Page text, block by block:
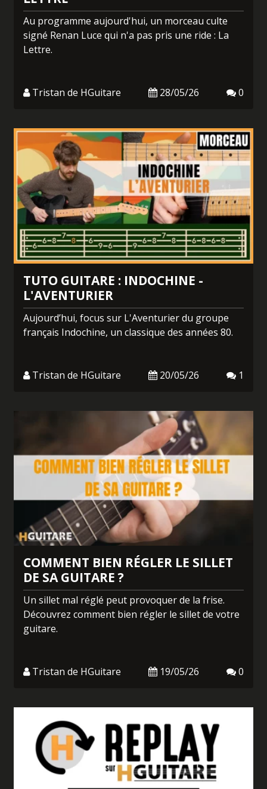
Au programme aujourd'hui, un morceau culte
signé Renan Luce qui n'a pas pris une ride : La
Lettre.
Tristan de HGuitare 28/05/26 0
TUTO GUITARE : INDOCHINE -
L'AVENTURIER
Aujourd’hui, focus sur L'Aventurier du groupe
français Indochine, un classique des années 80.
Tristan de HGuitare 20/05/26 1
COMMENT BIEN RÉGLER LE SILLET
DE SA GUITARE ?
Un sillet mal réglé peut provoquer de la frise.
Découvrez comment bien régler le sillet de votre
guitare.
Tristan de HGuitare 19/05/26 0